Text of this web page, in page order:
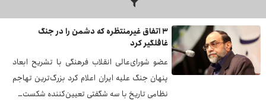
۳ اتفاق غیرمنتظره که دشمن را در جنگ
غافلگیر کرد
عضو شورای‌عالی انقلاب فرهنگی با تشریح ابعاد
پنهان جنگ علیه ایران اعلام کرد بزرگ‌ترین تهاجم
نظامی تاریخ با سه شگفتی تعیین‌کننده شکست…